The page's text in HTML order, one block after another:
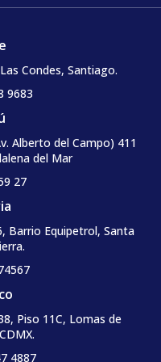
Condes, Santiago.
9683
Alberto del Campo) 411
del Mar
27
Barrio Equipetrol, Santa
Piso 11C, Lomas de
4887